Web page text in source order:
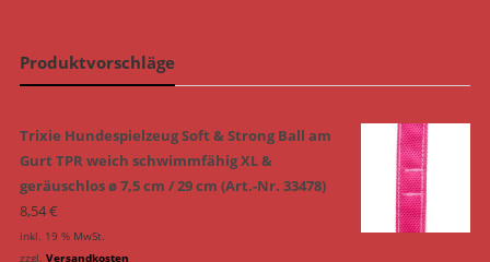
Produktvorschläge
Trixie Hundespielzeug Soft & Strong Ball am
Gurt TPR weich schwimmfähig XL &
geräuschlos ø 7,5 cm / 29 cm (Art.-Nr. 33478)
8,54€
inkl. 19 % MwSt.
zzgl. Versandkosten